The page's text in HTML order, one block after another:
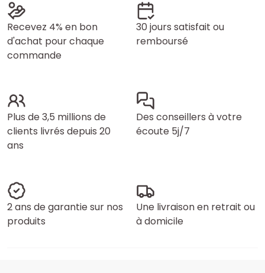
Recevez 4% en bon
d'achat pour chaque
commande
30 jours satisfait ou
remboursé
Plus de 3,5 millions de
clients livrés depuis 20
ans
Des conseillers à votre
écoute 5j/7
2 ans de garantie sur nos
produits
Une livraison en retrait ou
à domicile